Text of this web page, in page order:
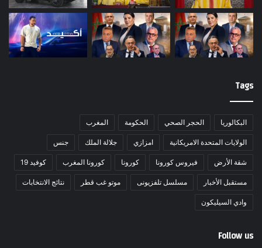
Tags
البكالوريا الحجر الصحي الحكومة المغرب
الولايات المتحدة الامريكانية امزازي جلالة الملك جنس
شقة الأرض فيروس كورونا كورونا كورونا المغرب كوفيد 19
مستقبل الأخبار مسلسل تلفزيونى موتو غب قطر نتائج الانتخابات
وادي السيليكون
Follow us